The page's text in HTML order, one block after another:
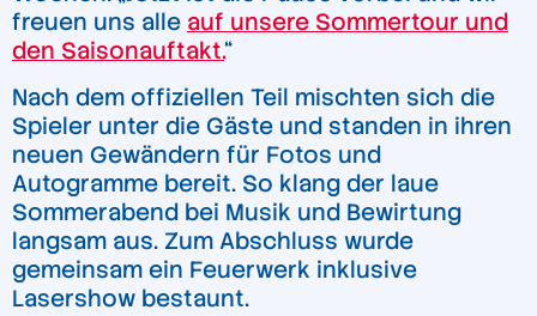
freuen uns alle auf unsere Sommertour und
den Saisonauftakt.“
Nach dem offiziellen Teil mischten sich die
Spieler unter die Gäste und standen in ihren
neuen Gewändern für Fotos und
Autogramme bereit. So klang der laue
Sommerabend bei Musik und Bewirtung
langsam aus. Zum Abschluss wurde
gemeinsam ein Feuerwerk inklusive
Lasershow bestaunt.